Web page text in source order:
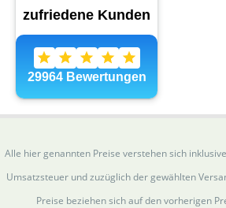
Alle hier genannten Preise verstehen sich
Umsatzsteuer und zuzüglich der gewählten
Preise beziehen sich auf den vorherigen